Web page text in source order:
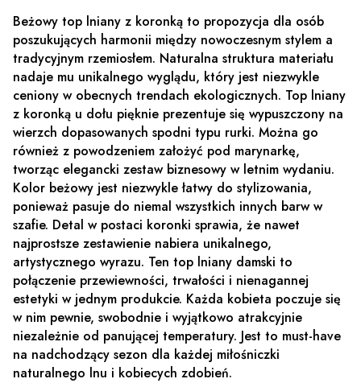
Beżowy top lniany z koronką to propozycja dla osób
poszukujących harmonii między nowoczesnym stylem a
tradycyjnym rzemiosłem. Naturalna struktura materiału
nadaje mu unikalnego wyglądu, który jest niezwykle
ceniony w obecnych trendach ekologicznych. Top lniany
z koronką u dołu pięknie prezentuje się wypuszczony na
wierzch dopasowanych spodni typu rurki. Można go
również z powodzeniem założyć pod marynarkę,
tworząc elegancki zestaw biznesowy w letnim wydaniu.
Kolor beżowy jest niezwykle łatwy do stylizowania,
ponieważ pasuje do niemal wszystkich innych barw w
szafie. Detal w postaci koronki sprawia, że nawet
najprostsze zestawienie nabiera unikalnego,
artystycznego wyrazu. Ten top lniany damski to
połączenie przewiewności, trwałości i nienagannej
estetyki w jednym produkcie. Każda kobieta poczuje się
w nim pewnie, swobodnie i wyjątkowo atrakcyjnie
niezależnie od panującej temperatury. Jest to must-have
na nadchodzący sezon dla każdej miłośniczki
naturalnego lnu i kobiecych zdobień.